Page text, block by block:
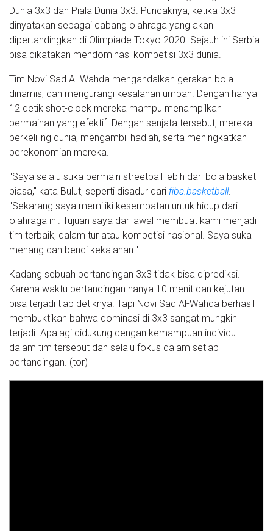
Dunia 3x3 dan Piala Dunia 3x3. Puncaknya, ketika 3x3
dinyatakan sebagai cabang olahraga yang akan
dipertandingkan di Olimpiade Tokyo 2020. Sejauh ini Serbia
bisa dikatakan mendominasi kompetisi 3x3 dunia.
Tim Novi Sad Al-Wahda mengandalkan gerakan bola
dinamis, dan mengurangi kesalahan umpan. Dengan hanya
12 detik shot-clock mereka mampu menampilkan
permainan yang efektif. Dengan senjata tersebut, mereka
berkeliling dunia, mengambil hadiah, serta meningkatkan
perekonomian mereka.
"Saya selalu suka bermain streetball lebih dari bola basket
biasa," kata Bulut, seperti disadur dari fiba.basketball.
"Sekarang saya memiliki kesempatan untuk hidup dari
olahraga ini. Tujuan saya dari awal membuat kami menjadi
tim terbaik, dalam tur atau kompetisi nasional. Saya suka
menang dan benci kekalahan."
Kadang sebuah pertandingan 3x3 tidak bisa diprediksi.
Karena waktu pertandingan hanya 10 menit dan kejutan
bisa terjadi tiap detiknya. Tapi Novi Sad Al-Wahda berhasil
membuktikan bahwa dominasi di 3x3 sangat mungkin
terjadi. Apalagi didukung dengan kemampuan individu
dalam tim tersebut dan selalu fokus dalam setiap
pertandingan. (tor)